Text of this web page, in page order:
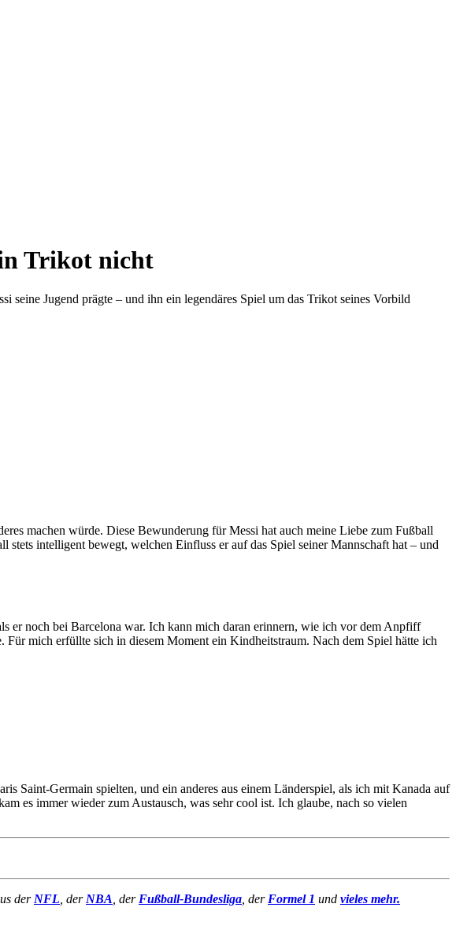
Trikot nicht
Jugend prägte – und ihn ein legendäres Spiel um das Trikot seines Vorbild
machen würde. Diese Bewunderung für Messi hat auch meine Liebe zum Fußball
intelligent bewegt, welchen Einfluss er auf das Spiel seiner Mannschaft hat – und
er noch bei Barcelona war. Ich kann mich daran erinnern, wie ich vor dem Anpfiff
mich erfüllte sich in diesem Moment ein Kindheitstraum. Nach dem Spiel hätte ich
Saint-Germain spielten, und ein anderes aus einem Länderspiel, als ich mit Kanada auf
es immer wieder zum Austausch, was sehr cool ist. Ich glaube, nach so vielen
der NFL , der NBA , der Fußball-Bundesliga , der Formel 1 und vieles mehr.